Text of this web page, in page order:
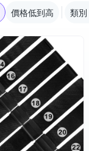
價格低到高 類別